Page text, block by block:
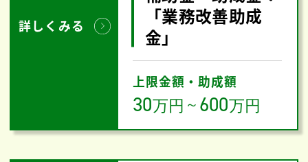
詳しくみる
「業務改善助成
金」
上限金額・助成額
30万円 ～ 600万円